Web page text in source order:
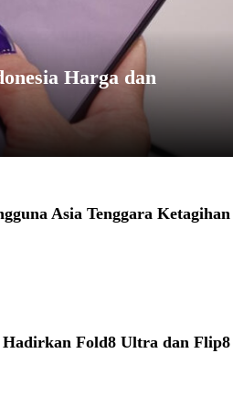
Harga dan
Asia Tenggara Ketagihan
Fold8 Ultra dan Flip8